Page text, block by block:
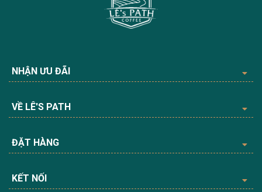
NHẬN ƯU ĐÃI
VỀ LÊ'S PATH
ĐẶT HÀNG
KẾT NỐI